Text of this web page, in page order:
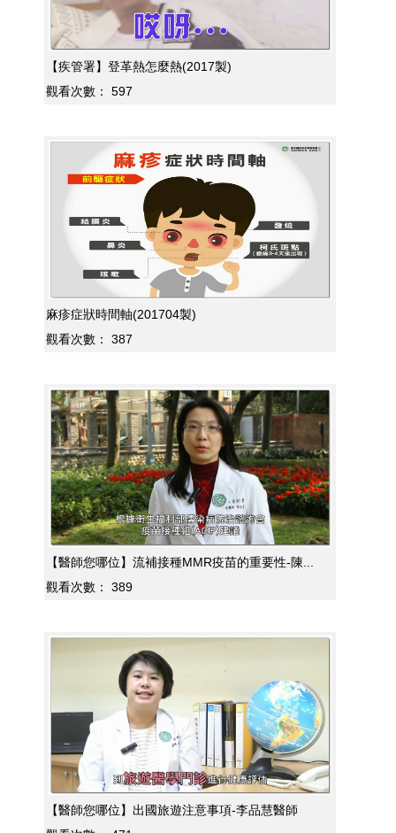
【疾管署】登革熱怎麼熱(2017製)
觀看次數：
597
麻疹症狀時間軸(201704製)
觀看次數：
387
【醫師您哪位】流補接種MMR疫苗的重要性-陳...
觀看次數：
389
【醫師您哪位】出國旅遊注意事項-李品慧醫師